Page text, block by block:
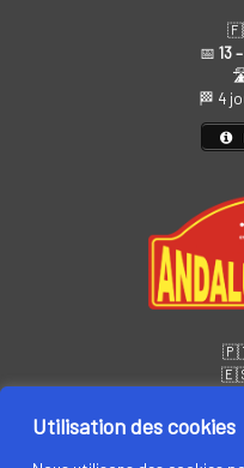
Utilisation des cookies
📅 13
🏁 4
🇪🇸
🏁 6